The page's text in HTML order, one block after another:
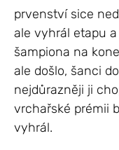
prvenství sice
ale vyhrál etapu
šampiona na
ale došlo, šanci
nejdůrazněji ji
vrchařské prémii
vyhrál.